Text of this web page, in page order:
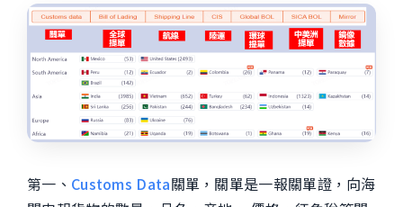
第一、 Customs Data關單，關單是一報關單證，向海